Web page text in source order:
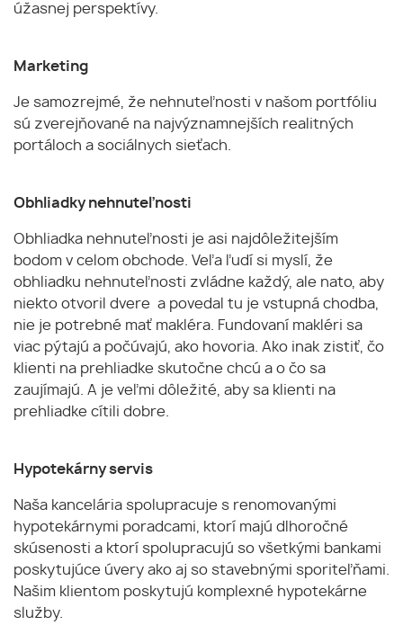
úžasnej perspektívy.
Marketing
Je samozrejmé, že nehnuteľnosti v našom portfóliu
sú zverejňované na najvýznamnejších realitných
portáloch a sociálnych sieťach.
Obhliadky nehnuteľnosti
Obhliadka nehnuteľnosti je asi najdôležitejším
bodom v celom obchode. Veľa ľudí si myslí, že
obhliadku nehnuteľnosti zvládne každý, ale nato, aby
niekto otvoril dvere a povedal tu je vstupná chodba,
nie je potrebné mať makléra. Fundovaní makléri sa
viac pýtajú a počúvajú, ako hovoria. Ako inak zistiť, čo
klienti na prehliadke skutočne chcú a o čo sa
zaujímajú. A je veľmi dôležité, aby sa klienti na
prehliadke cítili dobre.
Hypotekárny servis
Naša kancelária spolupracuje s renomovanými
hypotekárnymi poradcami, ktorí majú dlhoročné
skúsenosti a ktorí spolupracujú so všetkými bankami
poskytujúce úvery ako aj so stavebnými sporiteľňami.
Našim klientom poskytujú komplexné hypotekárne
služby.